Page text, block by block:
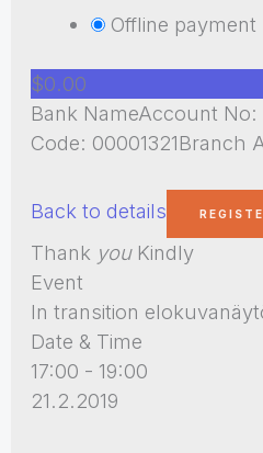
Offline payment
$0.00
Bank NameAccount No:
Code: 00001321Branch
Back to details
Thank youKindly
Event
In transition
Date & Time
17:00 - 19:00
21.2.2019